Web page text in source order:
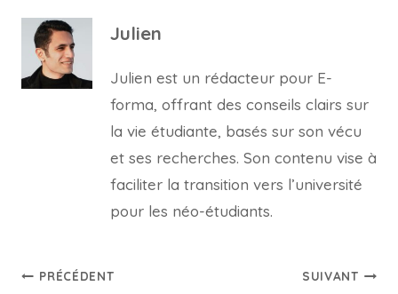
Julien
Julien est un rédacteur pour E-
forma, offrant des conseils clairs sur
la vie étudiante, basés sur son vécu
et ses recherches. Son contenu vise à
faciliter la transition vers l’université
pour les néo-étudiants.
Navigation
PRÉCÉDENT SUIVANT